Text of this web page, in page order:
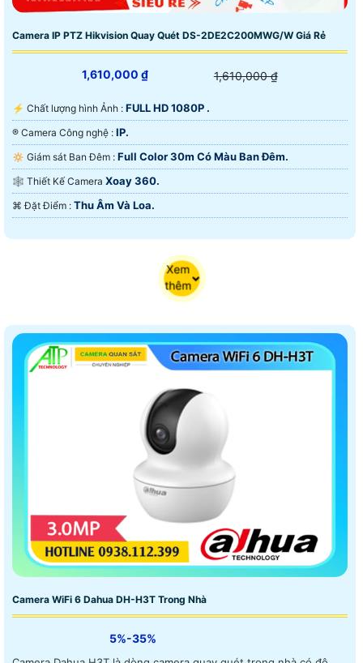
Camera IP PTZ Hikvision Quay Quét DS-2DE2C200MWG/W Giá Rẻ
1,610,000 ₫ 1,610,000 ₫
️⚡ Chất lượng hình Ảnh : FULL HD 1080P .
®️ Camera Công nghệ : IP.
🔅 Giám sát Ban Đêm : Full Color 30m Có Màu Ban Ðêm.
🕸️ Thiết Kế Camera Xoay 360.
️⌘ Đặt Điểm : Thu Âm Và Loa.
Xem
thêm
Camera WiFi 6 Dahua DH-H3T Trong Nhà
5%-35%